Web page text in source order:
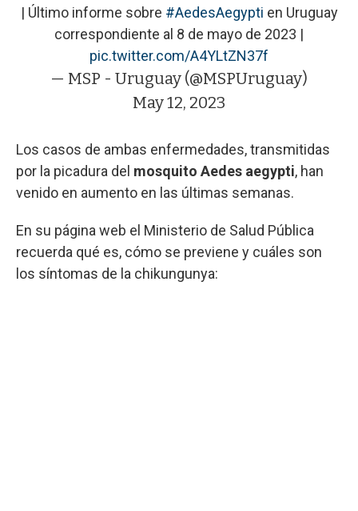
| Último informe sobre #AedesAegypti en Uruguay
correspondiente al 8 de mayo de 2023 |
pic.twitter.com/A4YLtZN37f
— MSP - Uruguay (@MSPUruguay)
May 12, 2023
Los casos de ambas enfermedades, transmitidas
por la picadura del mosquito Aedes aegypti, han
venido en aumento en las últimas semanas.
En su página web el Ministerio de Salud Pública
recuerda qué es, cómo se previene y cuáles son
los síntomas de la chikungunya: